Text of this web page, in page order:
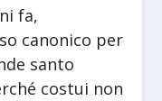
fa,
canonico per
santo
costui non